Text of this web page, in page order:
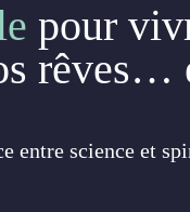
pour
rêves…
entre science et